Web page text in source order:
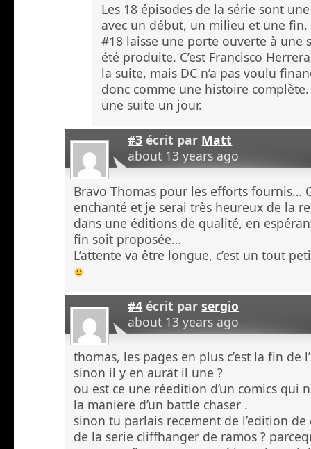
Les 18 épisodes de la série sont
avec un début, un milieu et une fin.
#18 laisse une porte ouverte à une
été produite. C’est Francisco
la suite, mais DC n’a pas voulu
donc comme une histoire
une suite un jour.
#3 écrit par Matt
about 13 years ago
Bravo Thomas pour les efforts fournis…
enchanté et je serai très heureux de la
dans une éditions de qualité, en
fin soit proposée…
L’attente va être longue, c’est un tout
#4 écrit parsergio
about 13 years ago
thomas, les pages en plus c’est la fin de
sinon il y en aurat il une ?
ou est ce une réedition d’un comics qui
la maniere d’un battle chaser .
sinon tu parlais recement de l’edition
de la serie cliffhanger de ramos ?